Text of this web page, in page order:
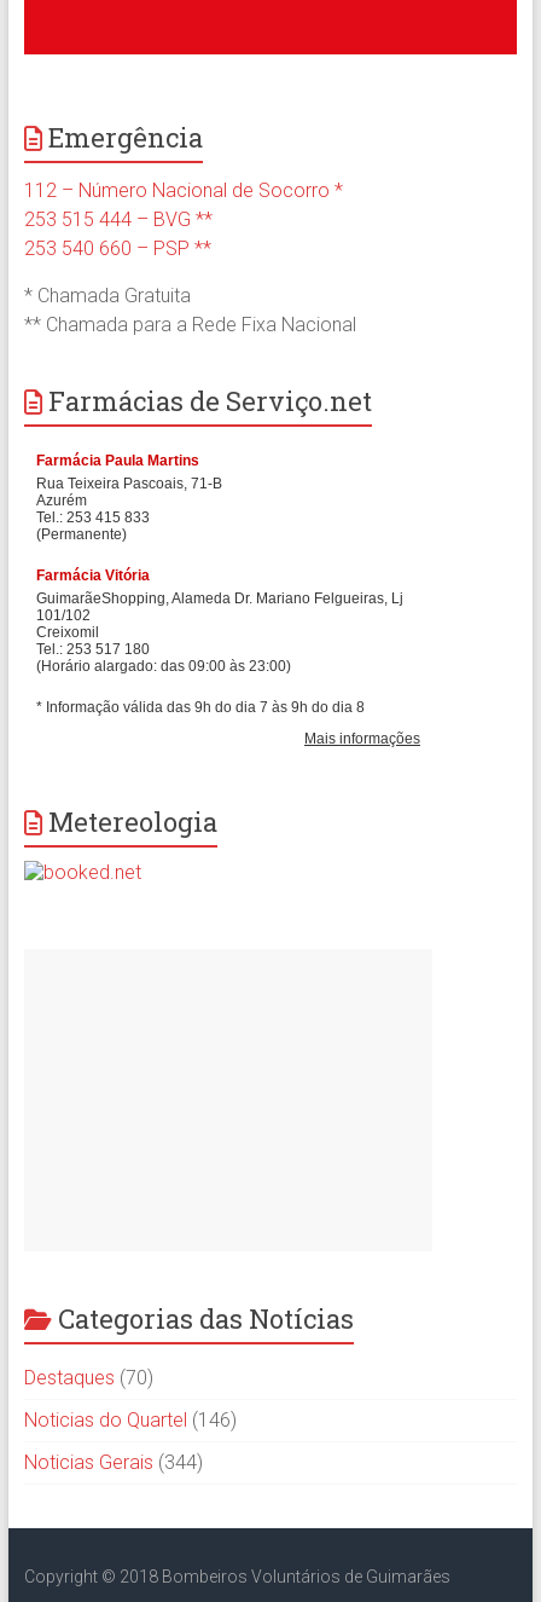
Emergência
112 – Número Nacional de Socorro *
253 515 444 – BVG **
253 540 660 – PSP **
* Chamada Gratuita
** Chamada para a Rede Fixa Nacional
Farmácias de Serviço.net
Metereologia
Categorias das Notícias
Destaques (70)
Noticias do Quartel (146)
Noticias Gerais (344)
Copyright © 2018 Bombeiros Voluntários de Guimarães